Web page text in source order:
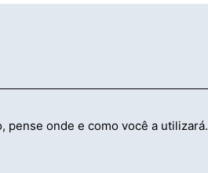
pense onde e como você a utilizará.